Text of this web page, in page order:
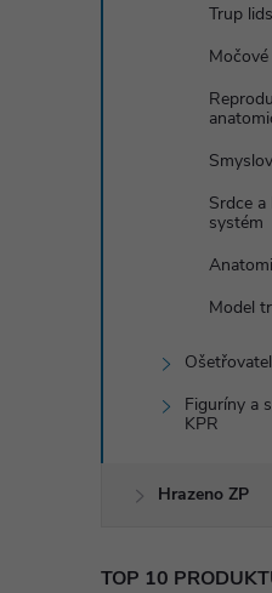
Trup
Srdce
systém
Model
Figuríny a
KPR
Hrazeno ZP
TOP 10